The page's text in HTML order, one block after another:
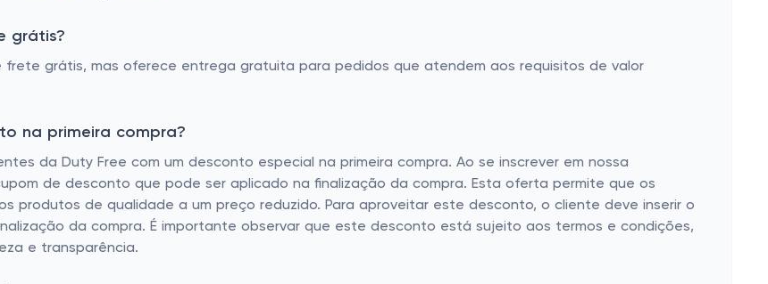
grátis?
frete grátis, mas oferece entrega gratuita para pedidos que atendem aos requisitos de valor
na primeira compra?
da Duty Free com um desconto especial na primeira compra. Ao se inscrever em nossa
de desconto que pode ser aplicado na finalização da compra. Esta oferta permite que os
produtos de qualidade a um preço reduzido. Para aproveitar este desconto, o cliente deve inserir o
da compra. É importante observar que este desconto está sujeito aos termos e condições,
e transparência.